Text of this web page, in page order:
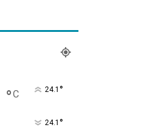
°C 24.1 °
24.1 °